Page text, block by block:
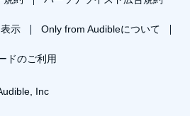
示 Only from Audibleについて
ドのご利用
Inc